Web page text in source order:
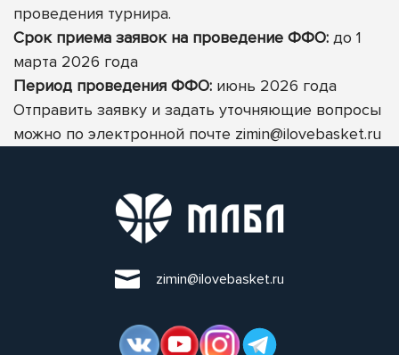
проведения турнира.
Срок приема заявок на проведение ФФО: до 1
марта 2026 года
Период проведения ФФО: июнь 2026 года
Отправить заявку и задать уточняющие вопросы
можно по электронной почте zimin@ilovebasket.ru
zimin@ilovebasket.ru